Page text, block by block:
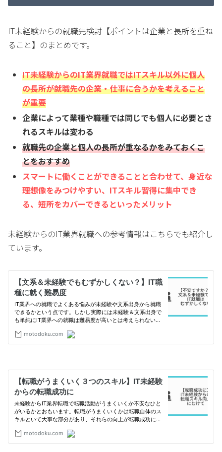
IT未経験からの就職先検討【ポイントは企業と長所を重ね
ること】のまとめです。
IT未経験からのIT業界就職ではITスキル以外に個人
の長所が就職先の企業・仕事に合うかを考えること
が重要
企業によって業種や職種では同じでも個人に必要とさ
れるスキルは変わる
就職先の企業と個人の長所が重なるかをみておくこ
とをおすすめ
スマートに働くことができることと合わせて、身近な
理想像をみつけやすい、 ITスキル習得に集中でき
る、短所をカバーできるといったメリット
未経験からのIT業界就職への参考情報はこちらでも紹介し
ています。